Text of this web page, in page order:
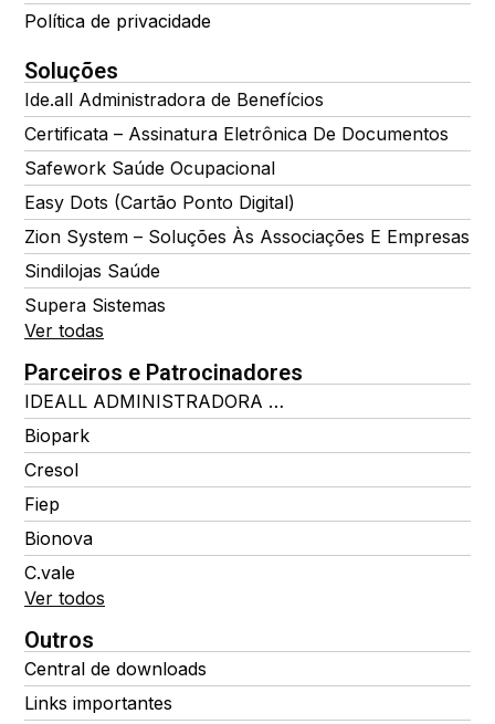
Política de privacidade
Soluções
Ide.all Administradora de Benefícios
Certificata – Assinatura Eletrônica De Documentos
Safework Saúde Ocupacional
Easy Dots (Cartão Ponto Digital)
Zion System – Soluções Às Associações E Empresas
Sindilojas Saúde
Supera Sistemas
Ver todas
Parceiros e Patrocinadores
IDEALL ADMINISTRADORA DE BENEFÍCIOS
Biopark
Cresol
Fiep
Bionova
C.vale
Ver todos
Outros
Central de downloads
Links importantes